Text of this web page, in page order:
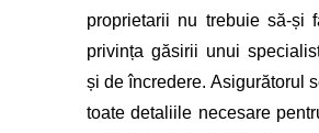
proprietarii nu trebuie să-și
privința găsirii unui
și de încredere. Asigurătorul
toate detaliile necesare